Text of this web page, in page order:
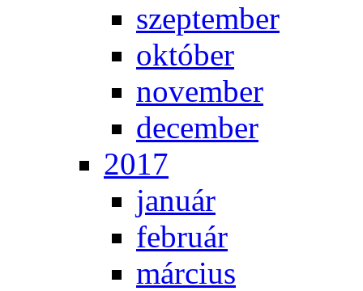
szep­tem­ber
ok­tó­ber
no­vem­ber
de­cem­ber
2017
ja­nu­ár
feb­ru­ár
már­ci­us